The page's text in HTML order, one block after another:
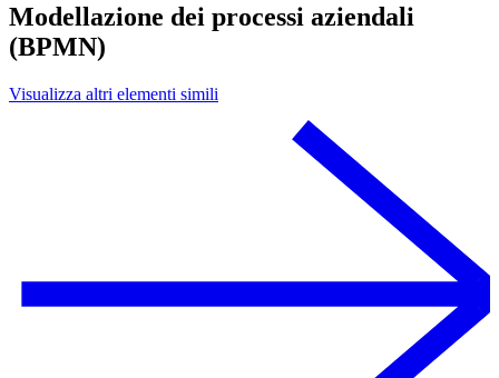
Modellazione dei processi aziendali
(BPMN)
Visualizza altri elementi simili